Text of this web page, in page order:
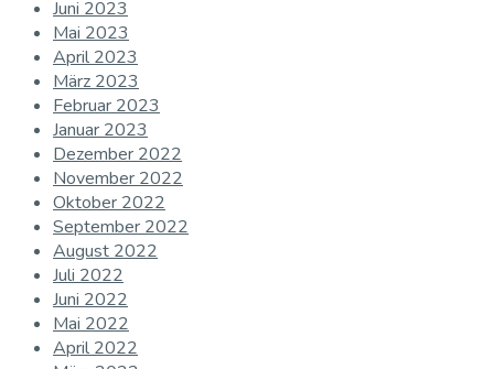
Juni 2023
Mai 2023
April 2023
März 2023
Februar 2023
Januar 2023
Dezember 2022
November 2022
Oktober 2022
September 2022
August 2022
Juli 2022
Juni 2022
Mai 2022
April 2022